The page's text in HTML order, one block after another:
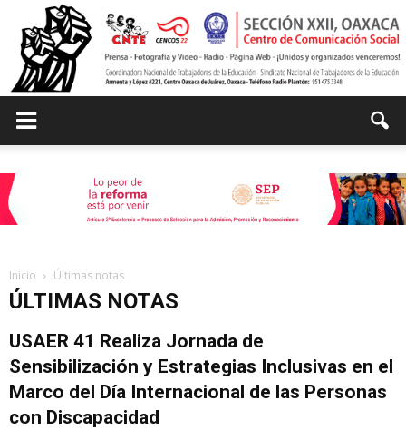
de
Social
Inicio Últimas notas
ÚLTIMAS NOTAS
USAER 41 Realiza Jornada de
Sensibilización y Estrategias Inclusivas en el
Marco del Día Internacional de las Personas
con Discapacidad